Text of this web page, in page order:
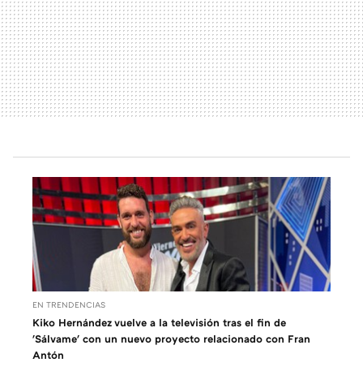
EN TRENDENCIAS
Kiko Hernández vuelve a la televisión tras el fin de
'Sálvame' con un nuevo proyecto relacionado con Fran
Antón